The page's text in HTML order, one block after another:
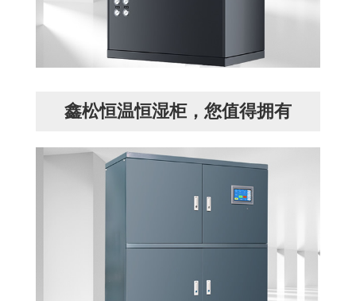
鑫松恒温恒湿柜，您值得拥有